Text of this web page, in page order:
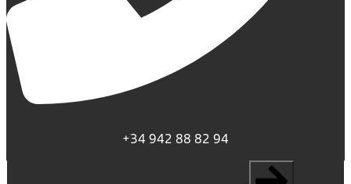
+34 942 88 82 94